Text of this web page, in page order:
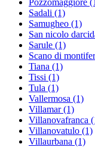
Sadali (1)
Samugheo (1)
San nicolo
Sarule (1)
Scano di
Tiana (1)
Tissi (1)
Tula (1)
Vallermosa (1)
Villamar(1)
Villanovafranca
Villanovatulo (1)
Villaurbana (1)